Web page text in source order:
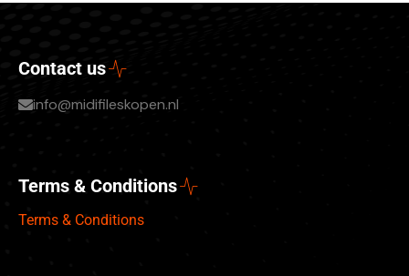
Contact us
info@midifileskopen.nl
Terms & Conditions
Terms & Conditions